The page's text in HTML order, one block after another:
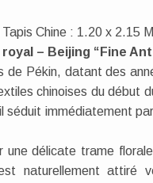
Chine : 1.20 x 2.15
– Beijing “Fine
de Pékin, datant des
chinoises du début
séduit immédiatement
une délicate trame
naturellement attiré